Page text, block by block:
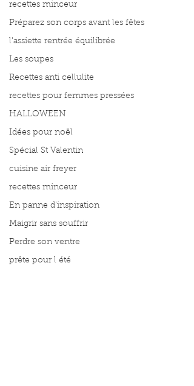
recettes minceur
Préparez son corps avant les fêtes
l'assiette rentrée équilibrée
Les soupes
Recettes anti cellulite
recettes pour femmes pressées
HALLOWEEN
Idées pour noël
Spécial St Valentin
cuisine air freyer
recettes minceur
En panne d'inspiration
Maigrir sans souffrir
Perdre son ventre
prête pour l été